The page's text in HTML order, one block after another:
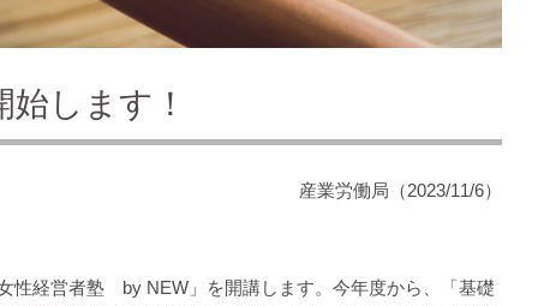
します！
産業労働局（2023/11/6）
性経営者塾 by NEW」を開講します。今年度から、「基礎